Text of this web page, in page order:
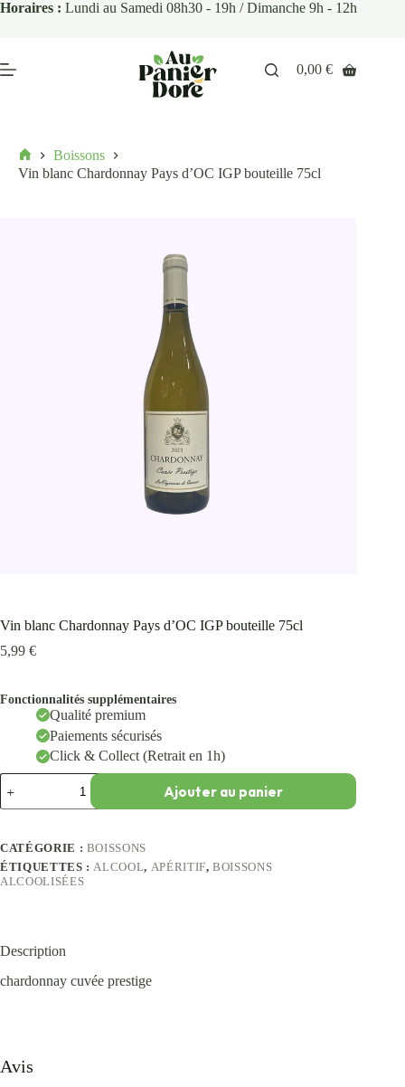
Horaires : Lundi au Samedi 08h30 - 19h / Dimanche 9h - 12h
0,00€
Boissons
Vin blanc Chardonnay Pays d’OC IGP bouteille 75cl
Vin blanc Chardonnay Pays d’OC IGP bouteille 75cl
5,99 €
Fonctionnalités supplémentaires
Qualité premium
Paiements sécurisés
Click & Collect (Retrait en 1h)
Ajouter au panier
CATÉGORIE : BOISSONS
ÉTIQUETTES :ALCOOL, APÉRITIF,BOISSONS
ALCOOLISÉES
Description
chardonnay cuvée prestige
Avis